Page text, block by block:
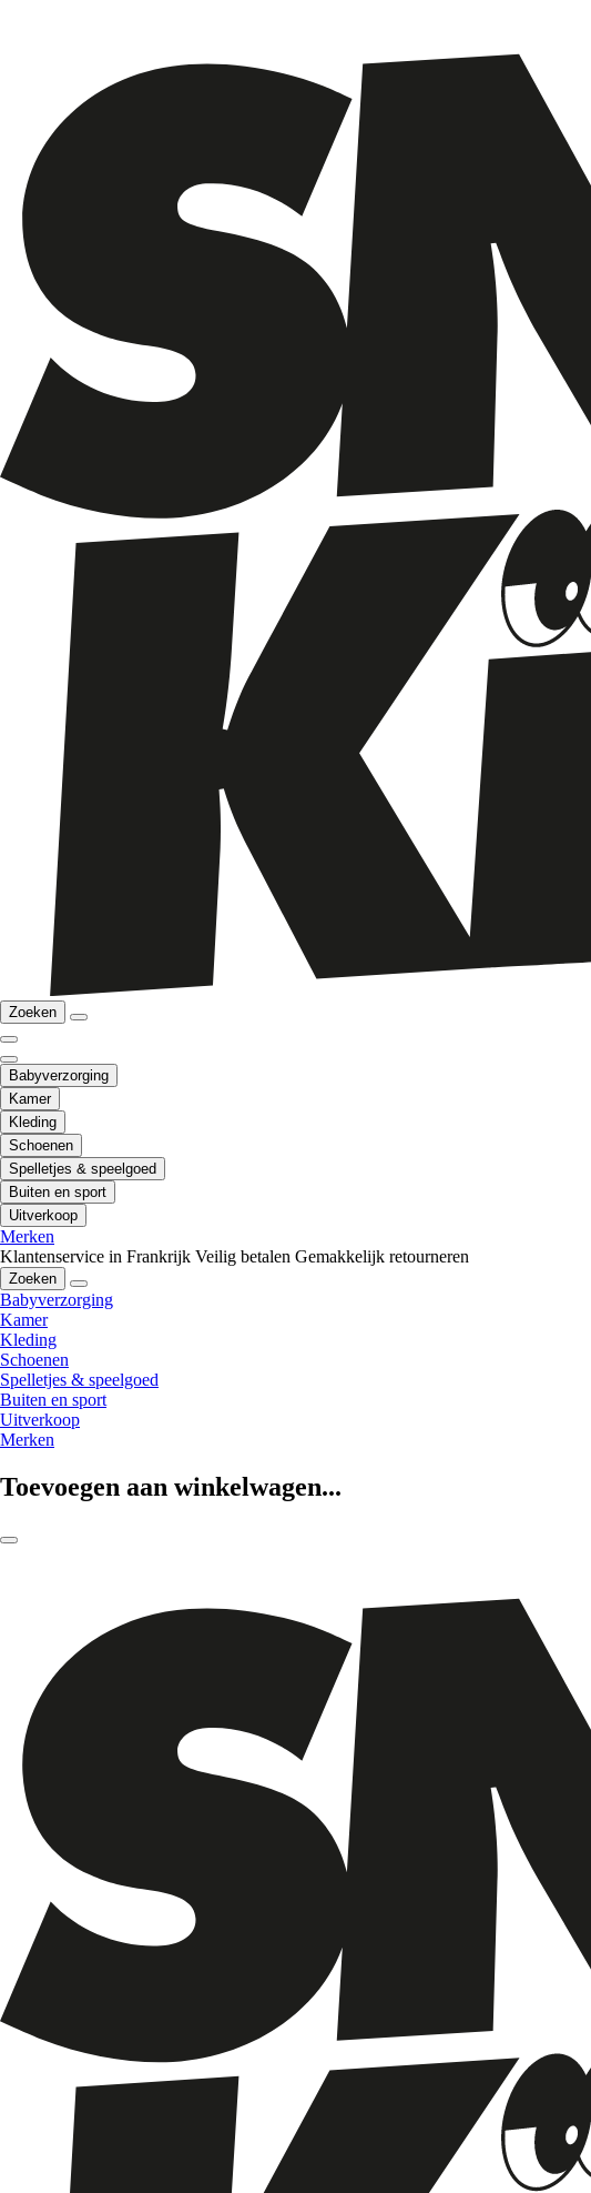
Zoeken
Babyverzorging
Kamer
Kleding
Schoenen
Spelletjes & speelgoed
Buiten en sport
Uitverkoop
Merken
Klantenservice in Frankrijk Veilig betalen Gemakkelijk retourneren
Zoeken
Babyverzorging
Kamer
Kleding
Schoenen
Spelletjes & speelgoed
Buiten en sport
Uitverkoop
Merken
Toevoegen aan winkelwagen...